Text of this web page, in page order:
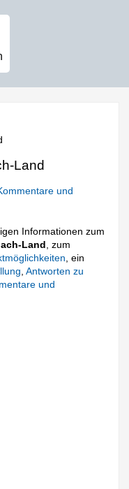
Land
und
Informationen zum
Land , zum
, ein
,Antworten zu
und